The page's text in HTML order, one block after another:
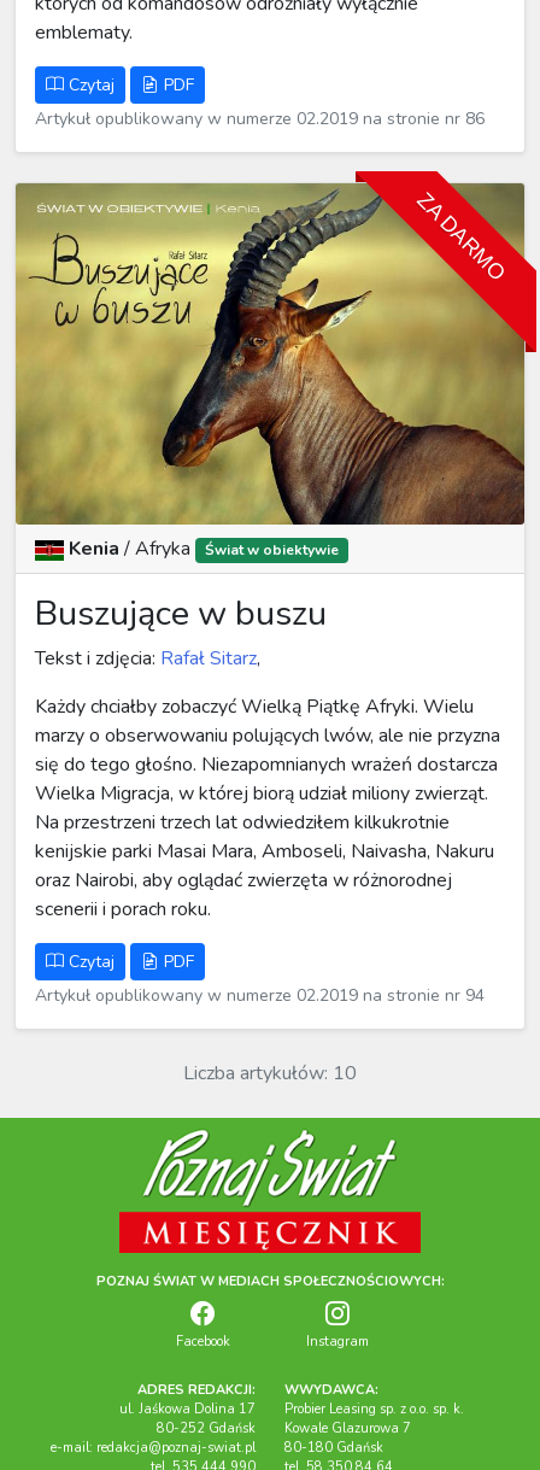
emblematy.
Czytaj
PDF
Artykuł opublikowany w numerze 02.2019 na stronie nr 86
ZA DARMO
Kenia/Afryka Świat w obiektywie
Buszujące w buszu
Tekst i zdjęcia: Rafał Sitarz,
Każdy chciałby zobaczyć Wielką Piątkę Afryki. Wielu
marzy o obserwowaniu polujących lwów, ale nie przyzna
się do tego głośno. Niezapomnianych wrażeń dostarcza
Wielka Migracja, w której biorą udział miliony zwierząt.
Na przestrzeni trzech lat odwiedziłem kilkukrotnie
kenijskie parki Masai Mara, Amboseli, Naivasha, Nakuru
oraz Nairobi, aby oglądać zwierzęta w różnorodnej
scenerii i porach roku.
Czytaj
PDF
Artykuł opublikowany w numerze 02.2019 na stronie nr 94
Liczba artykułów: 10
POZNAJ ŚWIAT W MEDIACH SPOŁECZNOŚCIOWYCH:
Facebook Instagram
ADRES REDAKCJI:
ul. Jaśkowa Dolina 17
80-252 Gdańsk
e-mail: redakcja@poznaj-swiat.pl
WWYDAWCA:
Probier Leasing sp. z o.o. sp. k.
Kowale Glazurowa 7
80-180 Gdańsk